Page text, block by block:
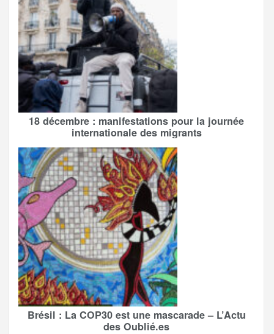
18 décembre : manifestations pour la journée
internationale des migrants
Brésil : La COP30 est une mascarade – L’Actu
des Oublié.es